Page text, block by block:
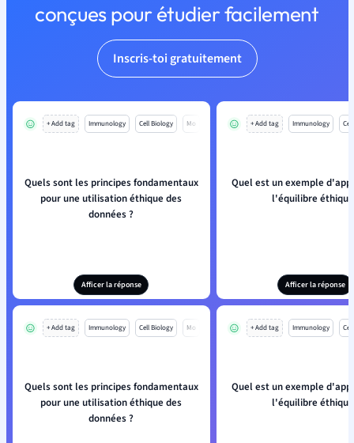
conçues pour étudier facilement
Inscris-toi gratuitement
+ Add tag Immunology Cell Biology Mo
Quels sont les principes fondamentaux
pour une utilisation éthique des
données ?
Afficer la réponse
+ Add tag Immunology
Quel est un exemple
l'équilibre
Afficer la réponse
+ Add tag Immunology Cell Biology Mo
Quels sont les principes fondamentaux
pour une utilisation éthique des
données ?
+ Add tag Immunology
Quel est un exemple
l'équilibre